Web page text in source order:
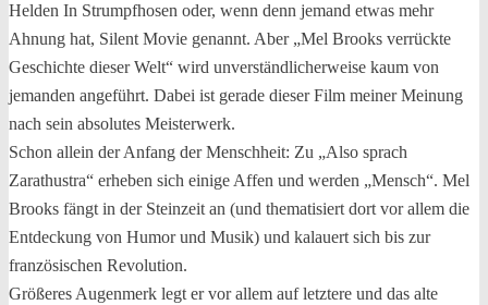
Helden In Strumpfhosen oder, wenn denn jemand etwas mehr
Ahnung hat, Silent Movie genannt. Aber „Mel Brooks verrückte
Geschichte dieser Welt“ wird unverständlicherweise kaum von
jemanden angeführt. Dabei ist gerade dieser Film meiner Meinung
nach sein absolutes Meisterwerk.
Schon allein der Anfang der Menschheit: Zu „Also sprach
Zarathustra“ erheben sich einige Affen und werden „Mensch“. Mel
Brooks fängt in der Steinzeit an (und thematisiert dort vor allem die
Entdeckung von Humor und Musik) und kalauert sich bis zur
französischen Revolution.
Größeres Augenmerk legt er vor allem auf letztere und das alte